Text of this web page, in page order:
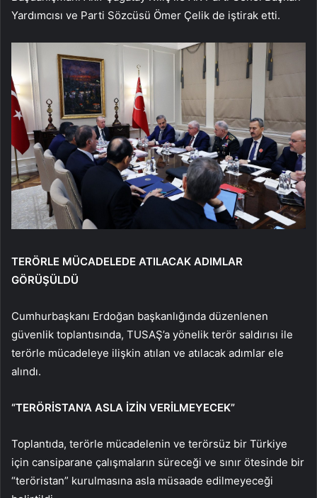
Yardımcısı ve Parti Sözcüsü Ömer Çelik de iştirak etti.
TERÖRLE MÜCADELEDE ATILACAK ADIMLAR
GÖRÜŞÜLDÜ
Cumhurbaşkanı Erdoğan başkanlığında düzenlenen
güvenlik toplantısında, TUSAŞ’a yönelik terör saldırısı ile
terörle mücadeleye ilişkin atılan ve atılacak adımlar ele
alındı.
“TERÖRİSTAN’A ASLA İZİN VERİLMEYECEK”
Toplantıda, terörle mücadelenin ve terörsüz bir Türkiye
için cansiparane çalışmaların süreceği ve sınır ötesinde bir
“teröristan” kurulmasına asla müsaade edilmeyeceği